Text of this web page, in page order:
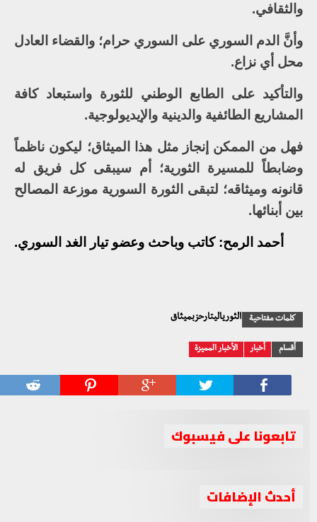
والثقافي.
وأنَّ الدم السوري على السوري حرام؛ والقضاء العادل
محل أي نزاع.
والتأكيد على الطابع الوطني للثورة واستبعاد كافة
المشاريع الطائفية والدينية والإيديولوجية.
فهل من الممكن إنجاز مثل هذا الميثاق؛ ليكون ناظماً
وضابطاً للمسيرة الثورية؛ أم سيبقى كل فريق له
قانونه وميثاقه؛ لتبقى الثورة السورية موزعة المصالح
بين أبنائها.
أحمد الرمح: كاتب وباحث وعضو تيار الغد السوري.
كلمات مفتاحية الثورياليتارحزبميثاق
أقسام أخبار الأخبار المميزة
تابعونا على فيسبوك
أحدث الإضافات